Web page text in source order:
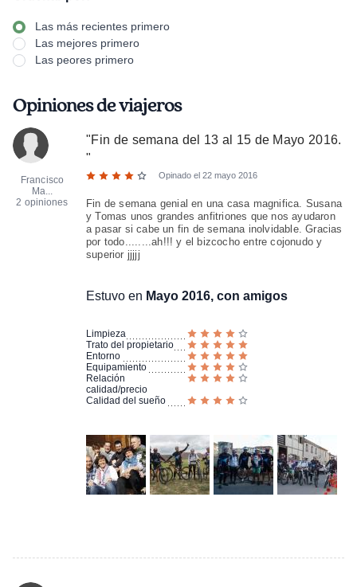
Las más recientes primero
Las mejores primero
Las peores primero
Opiniones de viajeros
Francisco
Ma...
2 opiniones
"Fin de semana del 13 al 15 de Mayo 2016.
"
Opinado el22 mayo 2016
Fin de semana genial en una casa magnifica. Susana
y Tomas unos grandes anfitriones que nos ayudaron
a pasar si cabe un fin de semana inolvidable. Gracias
por todo........ah!!! y el bizcocho entre cojonudo y
superior jjjjj
Estuvo en Mayo 2016, con amigos
Limpieza
Trato del propietario
Entorno
Equipamiento
Relación
calidad/precio
Calidad del sueño